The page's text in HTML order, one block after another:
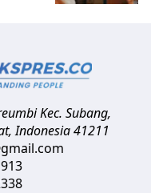
Kec. Subang,
,Indonesia41211